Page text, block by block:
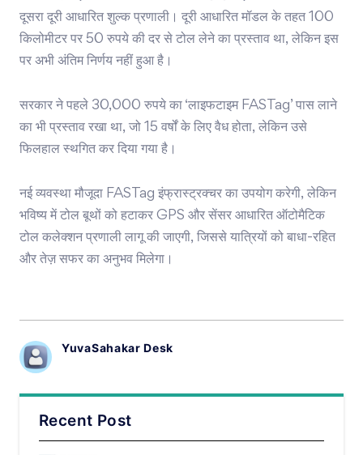
दूसरा दूरी आधारित शुल्क प्रणाली। दूरी आधारित मॉडल के तहत 100
किलोमीटर पर 50 रुपये की दर से टोल लेने का प्रस्ताव था, लेकिन इस
पर अभी अंतिम निर्णय नहीं हुआ है।
सरकार ने पहले 30,000 रुपये का ‘लाइफटाइम FASTag’ पास लाने
का भी प्रस्ताव रखा था, जो 15 वर्षों के लिए वैध होता, लेकिन उसे
फिलहाल स्थगित कर दिया गया है।
नई व्यवस्था मौजूदा FASTag इंफ्रास्ट्रक्चर का उपयोग करेगी, लेकिन
भविष्य में टोल बूथों को हटाकर GPS और सेंसर आधारित ऑटोमैटिक
टोल कलेक्शन प्रणाली लागू की जाएगी, जिससे यात्रियों को बाधा-रहित
और तेज़ सफर का अनुभव मिलेगा।
YuvaSahakar Desk
Recent Post